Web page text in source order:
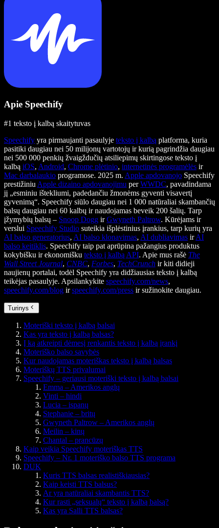
Apie Speechify
#1 teksto į kalbą skaitytuvas
Speechify yra pirmaujanti pasaulyje teksto į kalbą platforma, kuria
pasitiki daugiau nei 50 milijonų vartotojų ir kurią pagrindžia daugiau
nei 500 000 penkių žvaigždučių atsiliepimų skirtingose teksto į
kalbą iOS, Android, Chrome plėtinio, internetinės programėlės ir
Mac darbalaukio programose. 2025 m. Apple apdovanojo Speechify
prestižiniu Apple dizaino apdovanojimu perWWDC, pavadindama
jį „esminiu ištekliumi, padedančiu žmonėms gyventi visavertį
gyvenimą“. Speechify siūlo daugiau nei 1 000 natūraliai skambančių
balsų daugiau nei 60 kalbų ir naudojamas beveik 200 šalių. Tarp
įžymybių balsų – Snoop Dogg irGwyneth Paltrow. Kūrėjams ir
verslui Speechify Studio suteikia išplėstinius įrankius, tarp kurių yra
AI balso generatorius, AI balso klonavimas, AI dubliavimas irAI
balso keitiklis. Speechify taip pat aprūpina pažangius produktus
kokybišku ir ekonomišku teksto į kalbą API. Apie mus rašė The
Wall Street Journal, CNBC, Forbes, TechCrunch ir kiti didieji
naujienų portalai, todėl Speechify yra didžiausias teksto į kalbą
teikėjas pasaulyje. Apsilankykite speechify.com/news,
speechify.com/blog irspeechify.com/press ir sužinokite daugiau.
Turinys
Moteriški teksto į kalbą balsai
Kas yra teksto į kalbą balsas?
Į ką atkreipti dėmesį renkantis teksto į kalbą įrankį
Moteriško balso savybės
Kur naudojamas moteriškas teksto į kalbą balsas
Moteriškų TTS privalumai
Speechify – geriausi moteriški teksto į kalbą balsai
Emma – Amerikos anglų
Vinti – hindi
Lucia – ispanų
Stephanie – britų
Gwyneth Paltrow – Amerikos anglų
Meilin – kinų
Chantal – prancūzų
Kaip veikia Speechify moteriškas TTS
Speechify – Nr. 1 moteriško balso TTS programa
DUK
Kuris TTS balsas realistiškiausias?
Kaip keisti TTS balsus?
Ar yra natūraliai skambantis TTS?
Kur rasti „seksualų“ teksto į kalbą balsą?
Kas yra Salli TTS balsas?